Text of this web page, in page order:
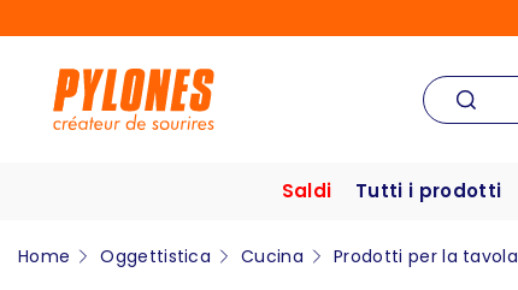
Saldi Tutti i prodotti
Home Oggettistica Cucina Prodotti per la tavola